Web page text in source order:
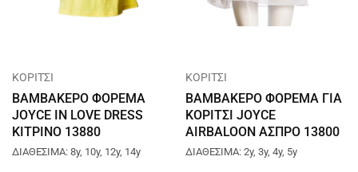
ΚΟΡΙΤΣΙ
ΒΑΜΒΑΚΕΡΟ ΦΟΡΕΜΑ
JOYCE IN LOVE DRESS
ΚΙΤΡΙΝΟ 13880
ΔΙΑΘΕΣΙΜΑ: 8y, 10y, 12y, 14y
ΚΟΡΙΤΣΙ
ΒΑΜΒΑΚΕΡΟ ΦΟΡΕΜΑ ΓΙΑ
ΚΟΡΙΤΣΙ JOYCE
AIRBALOON ΑΣΠΡΟ 13800
ΔΙΑΘΕΣΙΜΑ: 2y, 3y, 4y, 5y